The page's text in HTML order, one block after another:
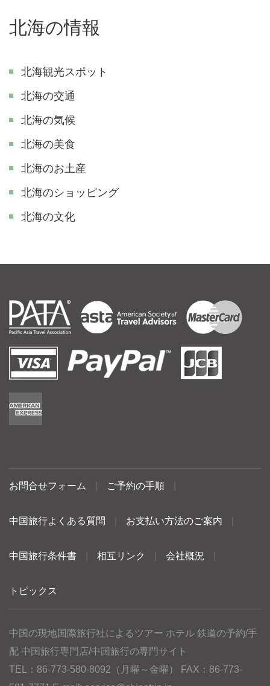
北海の情報
北海観光スポット
北海の交通
北海の気候
北海の美食
北海のお土産
北海のショッピング
北海の文化
お問合せフォーム ご予約の手順
中国旅行よくある質問 お支払い方法のご案内
中国旅行条件書 相互リンク 会社概況
トピックス
中国の現地国際旅行社によるツアー ホテル 鉄道の予約/手
配 中国旅行専門店/中国旅行の専門サイト
TEL：86-773-580-8092（月曜～金曜） FAX：86-773-